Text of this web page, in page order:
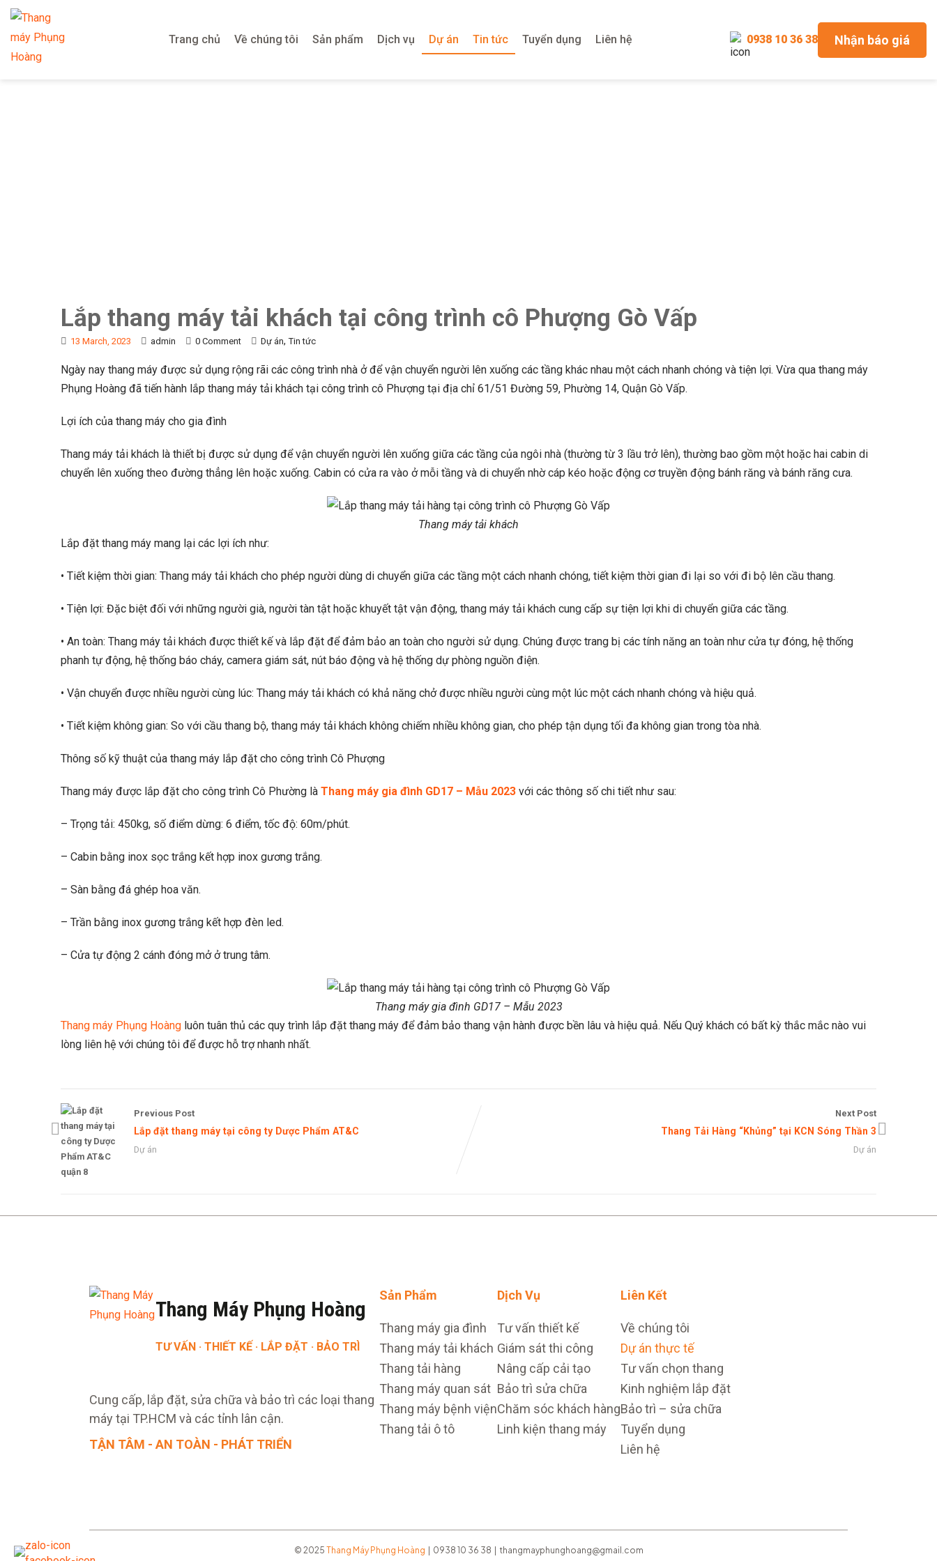
Trang chủ Về chúng tôi Sản phẩm Dịch vụ Dự án Tin tức Tuyển dụng Liên hệ 0938 10 36 38 Nhận báo giá
Lắp thang máy tải khách tại công trình cô Phượng Gò Vấp
13 March, 2023 admin 0 Comment Dự án,Tin tức
Ngày nay thang máy được sử dụng rộng rãi các công trình nhà ở để vận chuyển người lên xuống các tầng khác nhau một cách nhanh chóng và tiện lợi. Vừa qua thang máy
Phụng Hoàng đã tiến hành lắp thang máy tải khách tại công trình cô Phượng tại địa chỉ 61/51 Đường 59, Phường 14, Quận Gò Vấp.
Lợi ích của thang máy cho gia đình
Thang máy tải khách là thiết bị được sử dụng để vận chuyển người lên xuống giữa các tầng của ngôi nhà (thường từ 3 lầu trở lên), thường bao gồm một hoặc hai cabin di
chuyển lên xuống theo đường thẳng lên hoặc xuống. Cabin có cửa ra vào ở mỗi tầng và di chuyển nhờ cáp kéo hoặc động cơ truyền động bánh răng và bánh răng cưa.
Thang máy tải khách
Lắp đặt thang máy mang lại các lợi ích như:
• Tiết kiệm thời gian: Thang máy tải khách cho phép người dùng di chuyển giữa các tầng một cách nhanh chóng, tiết kiệm thời gian đi lại so với đi bộ lên cầu thang.
• Tiện lợi: Đặc biệt đối với những người già, người tàn tật hoặc khuyết tật vận động, thang máy tải khách cung cấp sự tiện lợi khi di chuyển giữa các tầng.
• An toàn: Thang máy tải khách được thiết kế và lắp đặt để đảm bảo an toàn cho người sử dụng. Chúng được trang bị các tính năng an toàn như cửa tự đóng, hệ thống
phanh tự động, hệ thống báo cháy, camera giám sát, nút báo động và hệ thống dự phòng nguồn điện.
• Vận chuyển được nhiều người cùng lúc: Thang máy tải khách có khả năng chở được nhiều người cùng một lúc một cách nhanh chóng và hiệu quả.
• Tiết kiệm không gian: So với cầu thang bộ, thang máy tải khách không chiếm nhiều không gian, cho phép tận dụng tối đa không gian trong tòa nhà.
Thông số kỹ thuật của thang máy lắp đặt cho công trình Cô Phượng
Thang máy được lắp đặt cho công trình Cô Phường là Thang máy gia đình GD17 – Mẫu 2023 với các thông số chi tiết như sau:
– Trọng tải: 450kg, số điểm dừng: 6 điểm, tốc độ: 60m/phút.
– Cabin bằng inox sọc trắng kết hợp inox gương trắng.
– Sàn bằng đá ghép hoa văn.
– Trần bằng inox gương trắng kết hợp đèn led.
– Cửa tự động 2 cánh đóng mở ở trung tâm.
Thang máy gia đình GD17 – Mẫu 2023
Thang máy Phụng Hoàng luôn tuân thủ các quy trình lắp đặt thang máy để đảm bảo thang vận hành được bền lâu và hiệu quả. Nếu Quý khách có bất kỳ thắc mắc nào vui
lòng liên hệ với chúng tôi để được hỗ trợ nhanh nhất.
Previous Post
Lắp đặt thang máy tại công ty Dược Phẩm AT&C
Dự án
Next Post
Thang Tải Hàng “Khủng” tại KCN Sóng Thần 3
Dự án
Thang Máy Phụng Hoàng
TƯ VẤN · THIẾT KẾ · LẮP ĐẶT · BẢO TRÌ
Cung cấp, lắp đặt, sửa chữa và bảo trì các loại thang
máy tại TP.HCM và các tỉnh lân cận.
TẬN TÂM - AN TOÀN - PHÁT TRIỂN
Sản Phẩm
Thang máy gia đình
Thang máy tải khách
Thang tải hàng
Thang máy quan sát
Thang máy bệnh viện
Thang tải ô tô
Dịch Vụ
Tư vấn thiết kế
Giám sát thi công
Nâng cấp cải tạo
Bảo trì sửa chữa
Chăm sóc khách hàng
Linh kiện thang máy
Liên Kết
Về chúng tôi
Dự án thực tế
Tư vấn chọn thang
Kinh nghiệm lắp đặt
Bảo trì – sửa chữa
Tuyển dụng
Liên hệ
© 2025 Thang Máy Phụng Hoàng | 0938 10 36 38 | thangmayphunghoang@gmail.com